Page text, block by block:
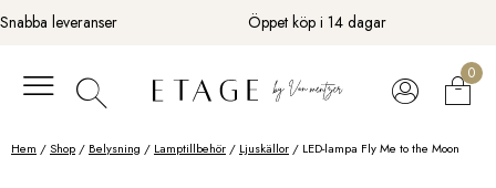
Fortsätt
till
Snabba leveranser Öppet köp i 14 dagar
0
Hem /Shop / Belysning / Lamptillbehör / Ljuskällor / LED-lampa Fly Me to the Moon